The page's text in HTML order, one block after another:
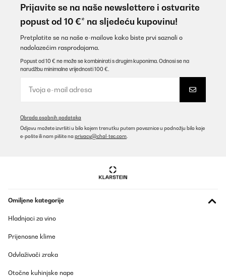
Prijavite se na naše newslettere i ostvarite
popust od 10 €* na sljedeću kupovinu!
Pretplatite se na naše e-mailove kako biste prvi saznali o
nadolazećim rasprodajama.
Popust od 10 € ne može se kombinirati s drugim kuponima. Odnosi se na
narudžbu minimalne vrijednosti 100 €.
Obrada osobnih podataka
Odjavu možete izvršiti u bilo kojem trenutku putem poveznice u podnožju bilo koje
e-pošte ili nam pišite na privacy@chal-tec.com
Omiljene kategorije
Hladnjaci za vino
Prijenosne klime
Odvlaživači zraka
Otočne kuhinjske nape